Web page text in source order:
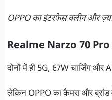
OPPO का इंटरफेस क्लीन और
Realme Narzo 70 Pro
दोनों में ही 5G, 67W चार्जिंग और
लेकिन OPPO का कैमरा और ब्रांड